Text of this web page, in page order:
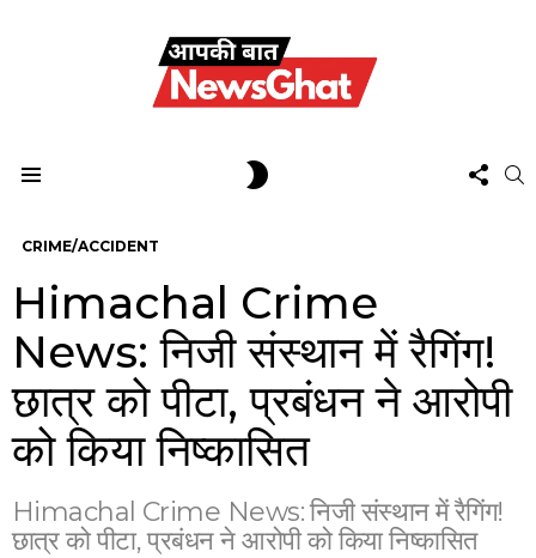
US
CRIME/ACCIDENT
Himachal Crime
News: निजी संस्थान में रैगिंग!
छात्र को पीटा, प्रबंधन ने आरोपी
को किया निष्कासित
Himachal Crime News: निजी संस्थान में रैगिंग!
छात्र को पीटा, प्रबंधन ने आरोपी को किया निष्कासित